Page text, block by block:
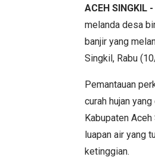
ACEH SINGKIL -
melanda desa
banjir yang
Singkil, Rabu
Pemantauan
curah hujan
Kabupaten
luapan air yang
ketinggian.